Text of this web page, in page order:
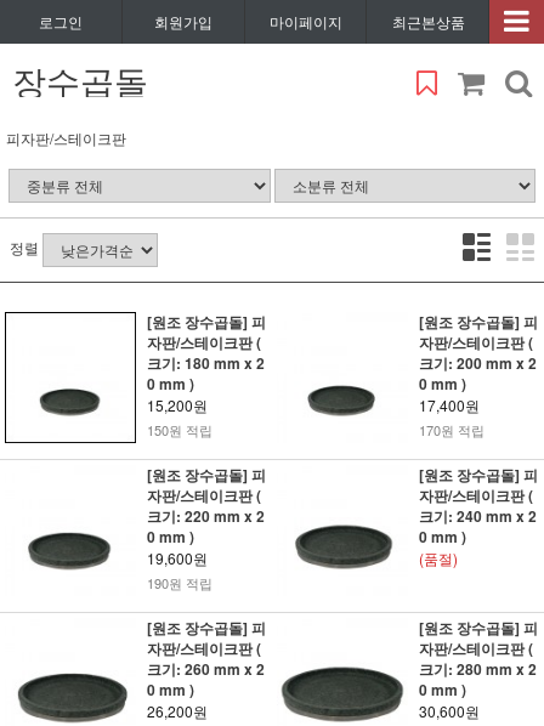
로그인 회원가입 마이페이지 최근본상품
장수곱돌
피자판/스테이크판
정렬
[원조 장수곱돌] 피
자판/스테이크판 (
크기: 180 mm x 2
0 mm )
15,200원
150원 적립
[원조 장수곱돌] 피
자판/스테이크판 (
크기: 200 mm x 2
0 mm )
17,400원
170원 적립
[원조 장수곱돌] 피
자판/스테이크판 (
크기: 220 mm x 2
0 mm )
19,600원
190원 적립
[원조 장수곱돌] 피
자판/스테이크판 (
크기: 240 mm x 2
0 mm )
(품절)
[원조 장수곱돌] 피
자판/스테이크판 (
크기: 260 mm x 2
0 mm )
26,200원
[원조 장수곱돌] 피
자판/스테이크판 (
크기: 280 mm x 2
0 mm )
30,600원